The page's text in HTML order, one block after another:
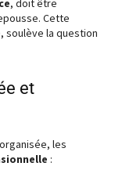
, doit être
Cette
soulève la question
et
les
: